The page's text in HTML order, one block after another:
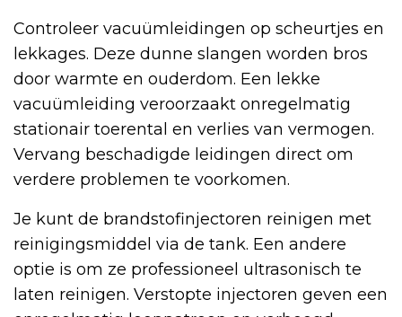
Controleer vacuümleidingen op scheurtjes en
lekkages. Deze dunne slangen worden bros
door warmte en ouderdom. Een lekke
vacuümleiding veroorzaakt onregelmatig
stationair toerental en verlies van vermogen.
Vervang beschadigde leidingen direct om
verdere problemen te voorkomen.
Je kunt de brandstofinjectoren reinigen met
reinigingsmiddel via de tank. Een andere
optie is om ze professioneel ultrasonisch te
laten reinigen. Verstopte injectoren geven een